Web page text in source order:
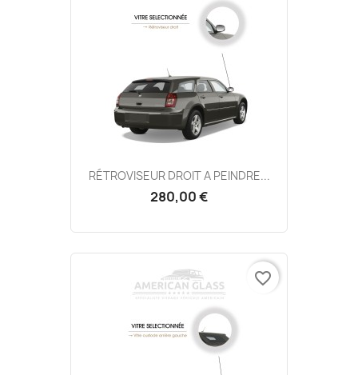
RÉTROVISEUR DROIT A PEINDRE...
280,00 €
favorite_border